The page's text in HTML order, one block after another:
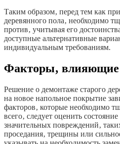
Таким образом‚ перед тем как
деревянного пола‚ необходимо
против‚ учитывая его
доступные альтернативные
индивидуальным требованиям.
Факторы‚ влияющие
Решение о демонтаже старого
на новое напольное покрытие
факторов‚ которые необходимо
всего‚ следует оценить
значительных повреждений‚
проседания‚ трещины или